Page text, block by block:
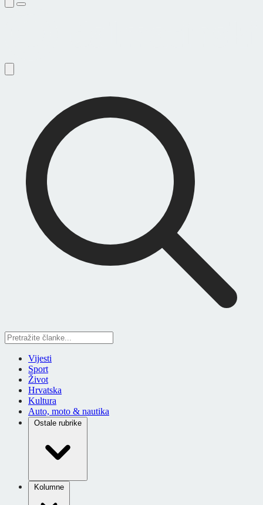
Vijesti
Sport
Život
Hrvatska
Kultura
Auto, moto & nautika
Ostale rubrike
Kolumne